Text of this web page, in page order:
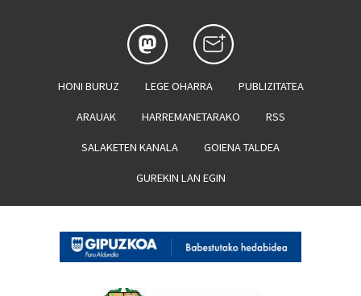
HONI BURUZ LEGE OHARRA PUBLIZITATEA
ARAUAK HARREMANETARAKO RSS
SALAKETEN KANALA GOIENA TALDEA
GUREKIN LAN EGIN